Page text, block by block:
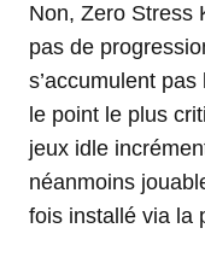
Non, Zero Stress
pas de
s’accumulent
le point le plus
jeux idle
néanmoins
fois installé via la